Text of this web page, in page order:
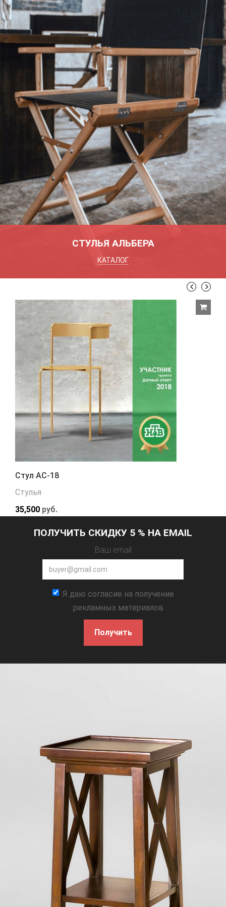
СТУЛЬЯ АЛЬБЕРА
КАТАЛОГ
Стул АС-18
Стулья
35,500 руб.
ПОЛУЧИТЬ СКИДКУ 5 % НА EMAIL
Ваш email
Я даю согласие на получение
рекламных материалов
Получить